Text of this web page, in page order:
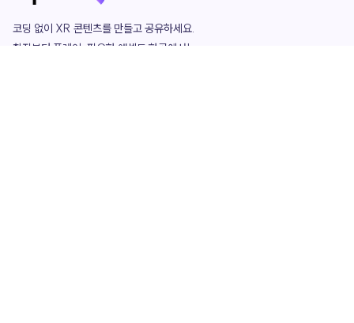
코딩 없이 XR 콘텐츠를 만들고 공유하세요.
창작부터 플레이, 필요한 애셋도 한곳에서!